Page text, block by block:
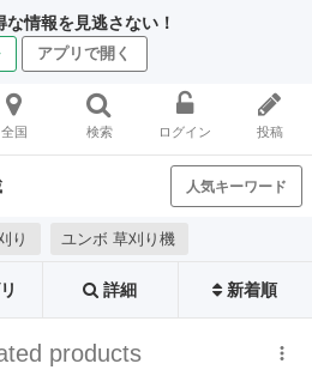
情報を見逃さない！
アプリで開く
全国 検索 ログイン 投稿
人気キーワード
り ユンボ 草刈り機
詳細 新着順